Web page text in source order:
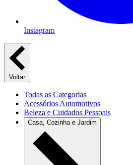
Instagram
Voltar
Todas as Categorias
Acessórios Automotivos
Beleza e Cuidados Pessoais
Casa, Cozinha e Jardim